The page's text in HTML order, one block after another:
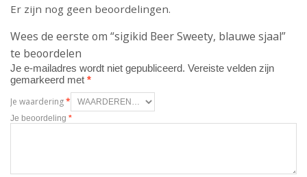
Er zijn nog geen beoordelingen.
Wees de eerste om “sigikid Beer Sweety, blauwe sjaal”
te beoordelen
Je e-mailadres wordt niet gepubliceerd. Vereiste velden zijn
gemarkeerd met *
Je waardering*
Je beoordeling *